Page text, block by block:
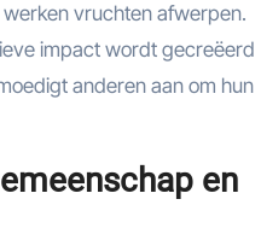
vruchten afwerpen.
impact wordt gecreëerd
anderen aan om hun
en